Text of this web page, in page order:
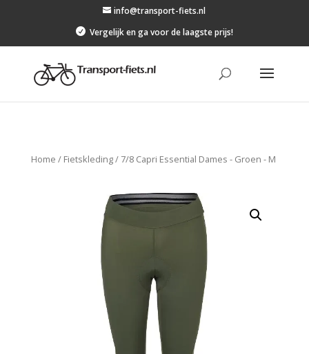
info@transport-fiets.nl
 Vergelijk en ga voor de laagste prijs!
Home / Fietskleding/ 7/8 Capri Essential Dames - Groen - M